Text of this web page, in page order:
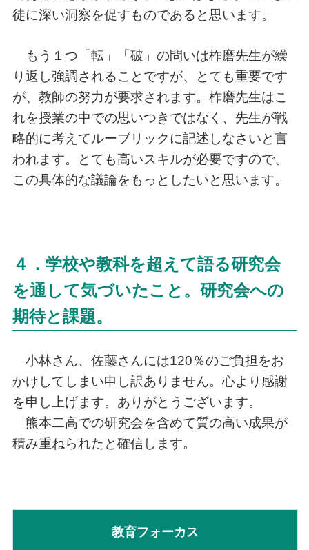
徒に深い洞察を促すものであると思います。
もう１つ「転」「破」の問いは柞磨先生が繰
り返し強調されることですが、とても重要です
が、教師の努力が要求されます。柞磨先生はこ
れを授業の中での思いつきではなく、先生が戦
略的に考えてルーブリックに記述しなさいと言
われます。とても高いスキルが必要ですので、
この具体的な議論をもっとしたいと思います。
４．学校や教科を超えて語る研究会
を通して気づいたこと。研究会への
期待と課題。
小林さん、佐藤さんには120％のご負担をお
かけしてしまい申し訳ありません。心より感謝
を申し上げます。ありがとうございます。
熊本二高での研究会を含めて質の高い成果が
積み重ねられたと確信します。
教育フォーカス